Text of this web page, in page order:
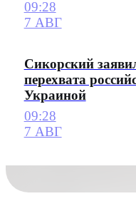
09:28
7 АВГ
Сикорский
перехвата
Украиной
09:28
7 АВГ